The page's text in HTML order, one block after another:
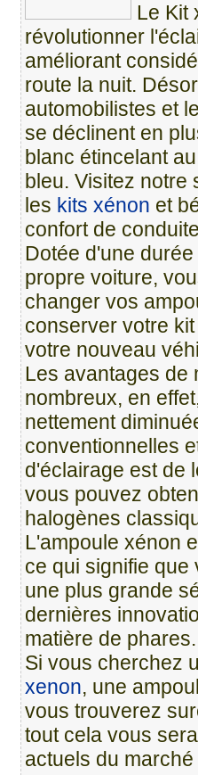
Le Kit
révolutionner
améliorant
route la nuit.
automobilistes et
se déclinent en
blanc étincelant
bleu. Visitez notre
les kits xénon et
confort de
Dotée d'une
propre voiture,
changer vos
conserver votre
votre nouveau
Les avantages de
nombreux, en
nettement
conventionnelles
d'éclairage est de
vous pouvez
halogènes
L'ampoule xénon
ce qui signifie
une plus grande
dernières
matière de phares.
Si vous cherchez
xenon, une
vous trouverez
tout cela vous
actuels du marché